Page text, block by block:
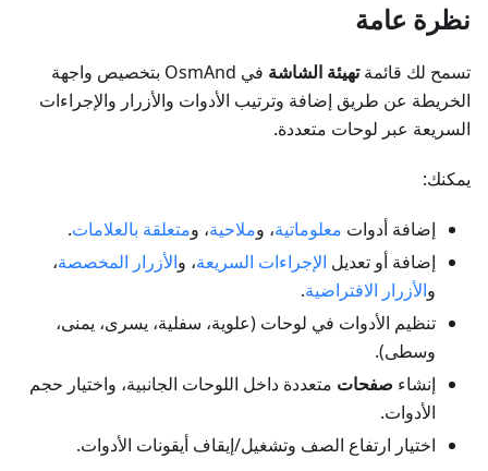
نظرة عامة
تسمح لك قائمةتهيئة الشاشة
في OsmAnd بتخصيص واجهة
الخريطة عن طريق إضافة وترتيب الأدوات والأزرار والإجراءات
السريعة عبر لوحات متعددة.
يمكنك:
إضافة أدوات معلوماتية، وملاحية، ومتعلقة بالعلامات.
إضافة أو تعديل الإجراءات السريعة، والأزرار المخصصة،
والأزرار الافتراضية.
تنظيم الأدوات في لوحات (علوية، سفلية، يسرى، يمنى،
وسطى).
إنشاء صفحات متعددة داخل اللوحات الجانبية، واختيار حجم
الأدوات.
اختيار ارتفاع الصف وتشغيل/إيقاف أيقونات الأدوات.